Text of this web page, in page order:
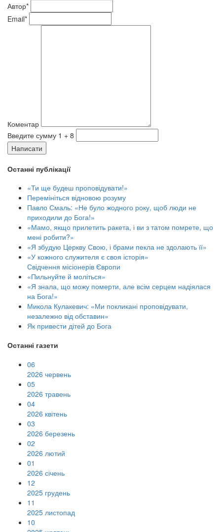
Автор*
Email*
Коментар
Введите сумму 1 + 8
Написати
Останні публікації
«Ти ще будеш проповідувати!»
Перемініться відновою розуму
Павло Смаль: «Не було жодного року, щоб люди не
приходили до Бога!»
«Мамо, якщо прилетить ракета, і ви з татом помрете, що
мені робити?»
«Я збудую Церкву Свою, і брами пекла не здолають її»
«У кожного служителя є своя історія»
Свідчення місіонерів Європи
«Пильнуйте й моліться»
«Я знала, що можу померти, але всім серцем надіялася
на Бога!»
Микола Кулакевич: «Ми покликані проповідувати,
незалежно від обставин»
Як привести дітей до Бога
Останні газети
06
2026 червень
05
2026 травень
04
2026 квітень
03
2026 березень
02
2026 лютий
01
2026 січень
12
2025 грудень
11
2025 листопад
10